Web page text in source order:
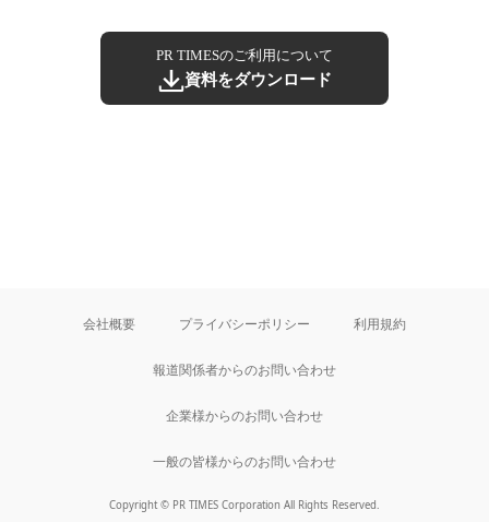
PR TIMESのご利用について
資料をダウンロード
会社概要 プライバシーポリシー 利用規約
報道関係者からのお問い合わせ
企業様からのお問い合わせ
一般の皆様からのお問い合わせ
Copyright © PR TIMES Corporation All Rights Reserved.